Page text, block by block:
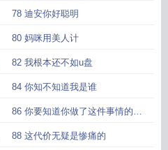
78 迪安你好聪明
80 妈咪用美人计
82 我根本还不如u盘
84 你知不知道我是谁
86 你要知道你做了这件事情的后
果
88 这代价无疑是惨痛的